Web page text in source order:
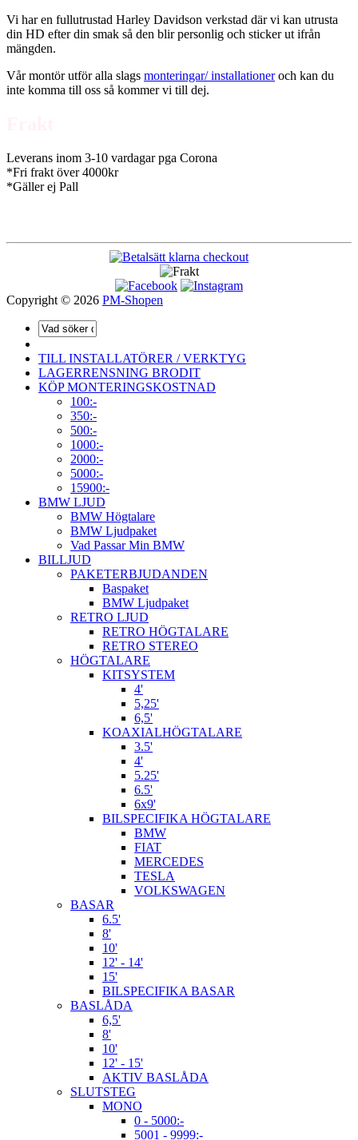
Vi har en fullutrustad Harley Davidson verkstad där vi kan utrusta
din HD efter din smak så den blir personlig och sticker ut ifrån
mängden.
Vår montör utför alla slags monteringar/ installationeroch kan du
inte komma till oss så kommer vi till dej.
Leverans inom 3-10 vardagar pga Corona
*Fri frakt över 4000kr
*Gäller ej Pall
Copyright © 2026 PM-Shopen
TILL INSTALLATÖRER / VERKTYG
LAGERRENSNING BRODIT
KÖP MONTERINGSKOSTNAD
100:-
350:-
500:-
1000:-
2000:-
5000:-
15900:-
BMW LJUD
BMW Högtalare
BMW Ljudpaket
Vad Passar Min BMW
BILLJUD
PAKETERBJUDANDEN
Baspaket
BMW Ljudpaket
RETRO LJUD
RETRO HÖGTALARE
RETRO STEREO
HÖGTALARE
KITSYSTEM
4'
5,25'
6,5'
KOAXIALHÖGTALARE
3.5'
4'
5.25'
6.5'
6x9'
BILSPECIFIKA HÖGTALARE
BMW
FIAT
MERCEDES
TESLA
VOLKSWAGEN
BASAR
6.5'
8'
10'
12' - 14'
15'
BILSPECIFIKA BASAR
BASLÅDA
6,5'
8'
10'
12' - 15'
AKTIV BASLÅDA
SLUTSTEG
MONO
0 - 5000:-
5001 - 9999:-